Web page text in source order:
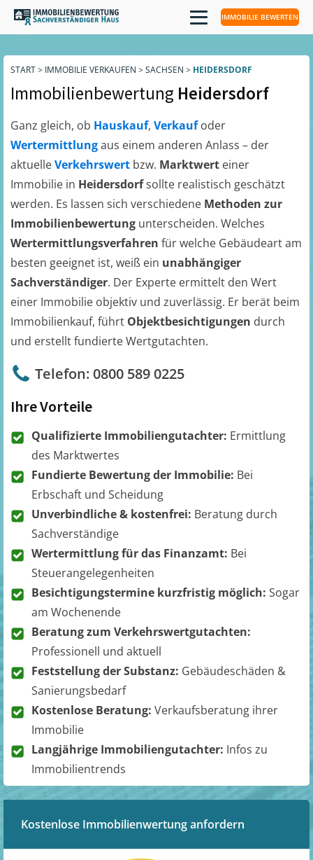
IMMOBILIE BEWERTEN
START> IMMOBILIE VERKAUFEN > SACHSEN > HEIDERSDORF
Immobilienbewertung Heidersdorf
Ganz gleich, ob Hauskauf, Verkaufoder
Wertermittlungaus einem anderen Anlass – der
aktuelleVerkehrswert bzw. Marktwert einer
Immobilie in Heidersdorfsollte realistisch geschätzt
werden. Es lassen sich verschiedene Methoden zur
Immobilienbewertung unterscheiden. Welches
Wertermittlungsverfahren für welche Gebäudeart am
besten geeignet ist, weiß ein unabhängiger
Sachverständiger. Der Experte ermittelt den Wert
einer Immobilie objektiv und zuverlässig. Er berät beim
Immobilienkauf, führt Objektbesichtigungen durch
und erstellt fundierte Wertgutachten.
Telefon: 0800 589 0225
Ihre Vorteile
Qualifizierte Immobiliengutachter: Ermittlung
des Marktwertes
Fundierte Bewertung der Immobilie: Bei
Erbschaft und Scheidung
Unverbindliche & kostenfrei: Beratung durch
Sachverständige
Wertermittlung für das Finanzamt: Bei
Steuerangelegenheiten
Besichtigungstermine kurzfristig möglich: Sogar
am Wochenende
Beratung zum Verkehrswertgutachten:
Professionell und aktuell
Feststellung der Substanz: Gebäudeschäden &
Sanierungsbedarf
Kostenlose Beratung: Verkaufsberatung ihrer
Immobilie
Langjährige Immobiliengutachter: Infos zu
Immobilientrends
Kostenlose Immobilienwertung anfordern